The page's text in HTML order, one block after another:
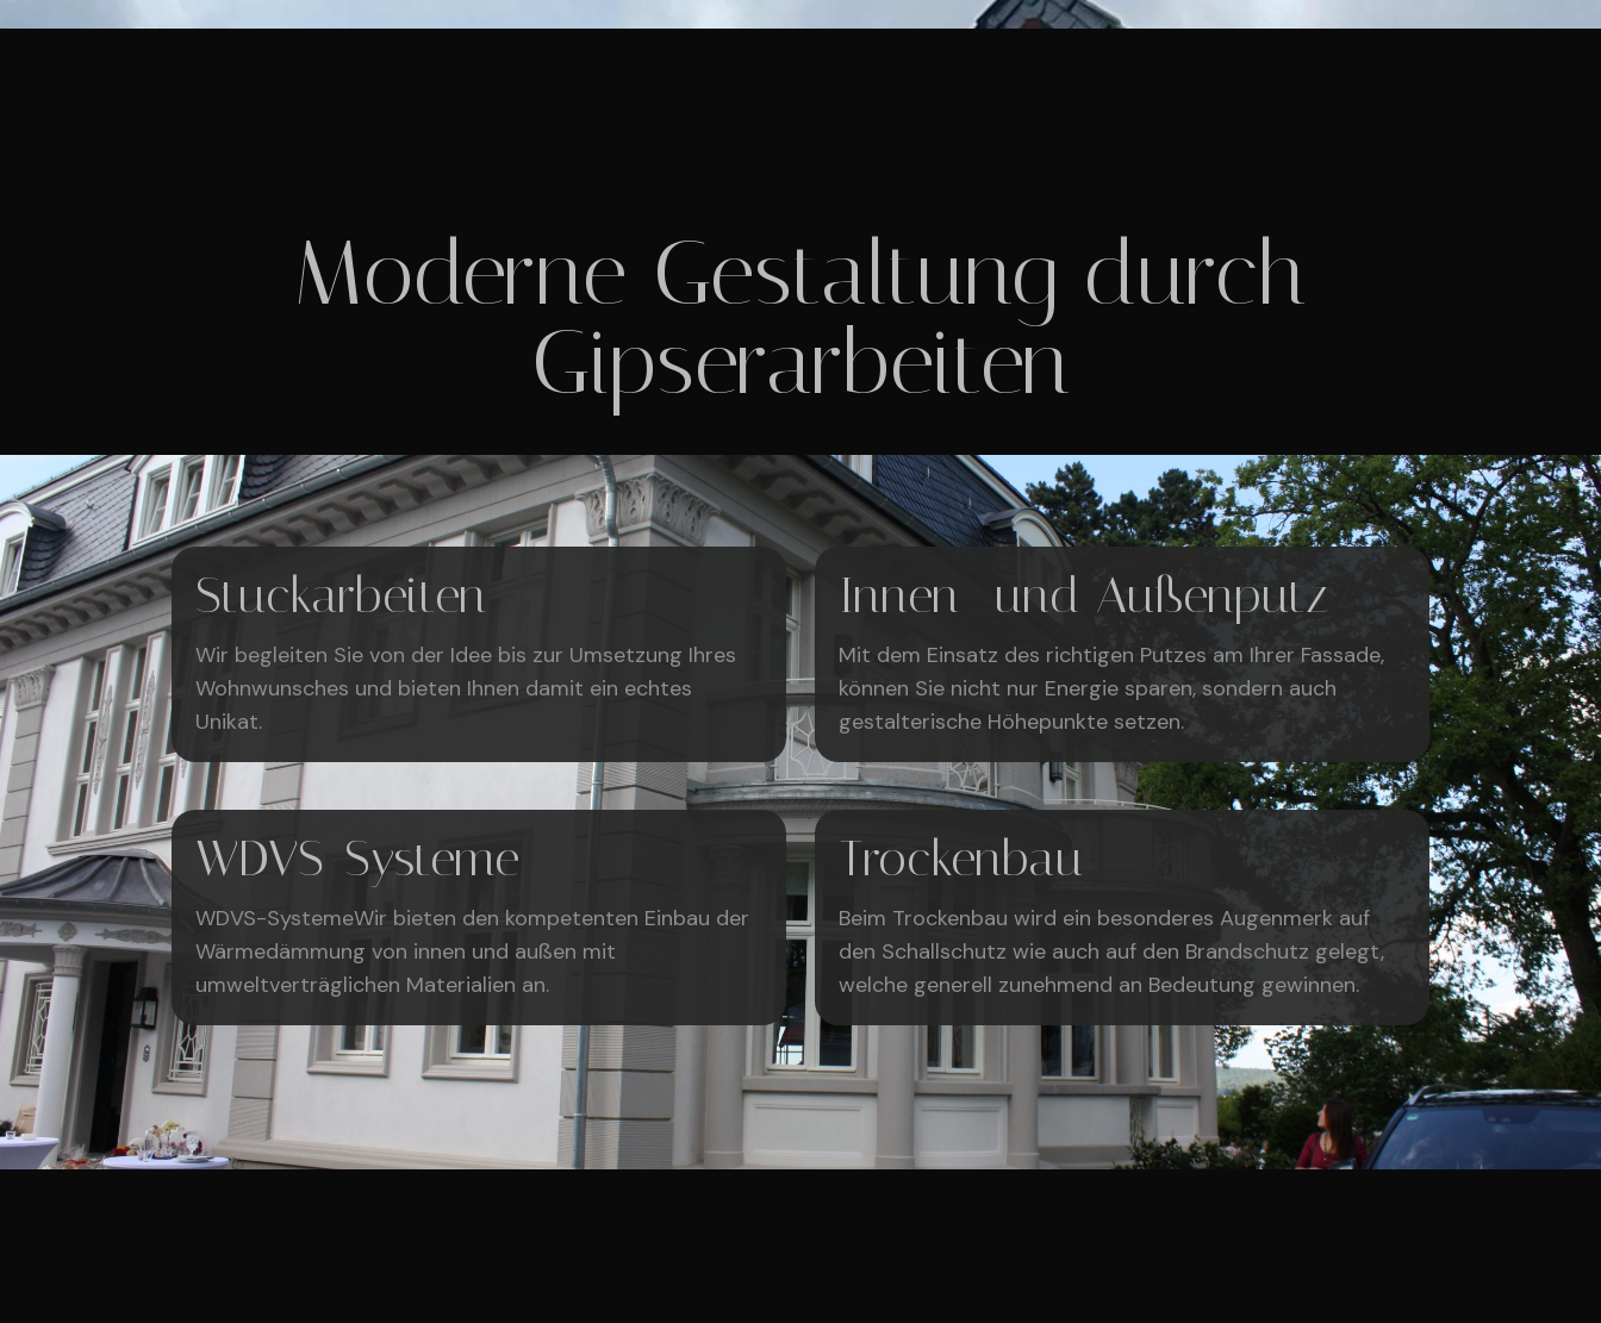
Moderne Gestaltung durch
Gipserarbeiten
Stuckarbeiten​
Wir begleiten Sie von der Idee bis zur Umsetzung Ihres
Wohnwunsches und bieten Ihnen damit ein echtes
Unikat.
Innen- und Außenputz
Mit dem Einsatz des richtigen Putzes am Ihrer Fassade,
können Sie nicht nur Energie sparen, sondern auch
gestalterische Höhepunkte setzen.
WDVS-Systeme​
WDVS-Systeme​ Wir bieten den kompetenten Einbau der
Wärmedämmung von innen und außen mit
umweltverträglichen Materialien an.
Trockenbau
Beim Trockenbau wird ein besonderes Augenmerk auf
den Schallschutz wie auch auf den Brandschutz gelegt,
welche generell zunehmend an Bedeutung gewinnen.